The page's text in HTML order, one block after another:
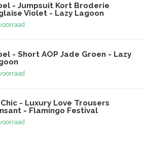
- Jumpsuit Kort Broderie
Violet - Lazy Lagoon
- Short AOP Jade Groen - Lazy
- Luxury Love Trousers
- Flamingo Festival